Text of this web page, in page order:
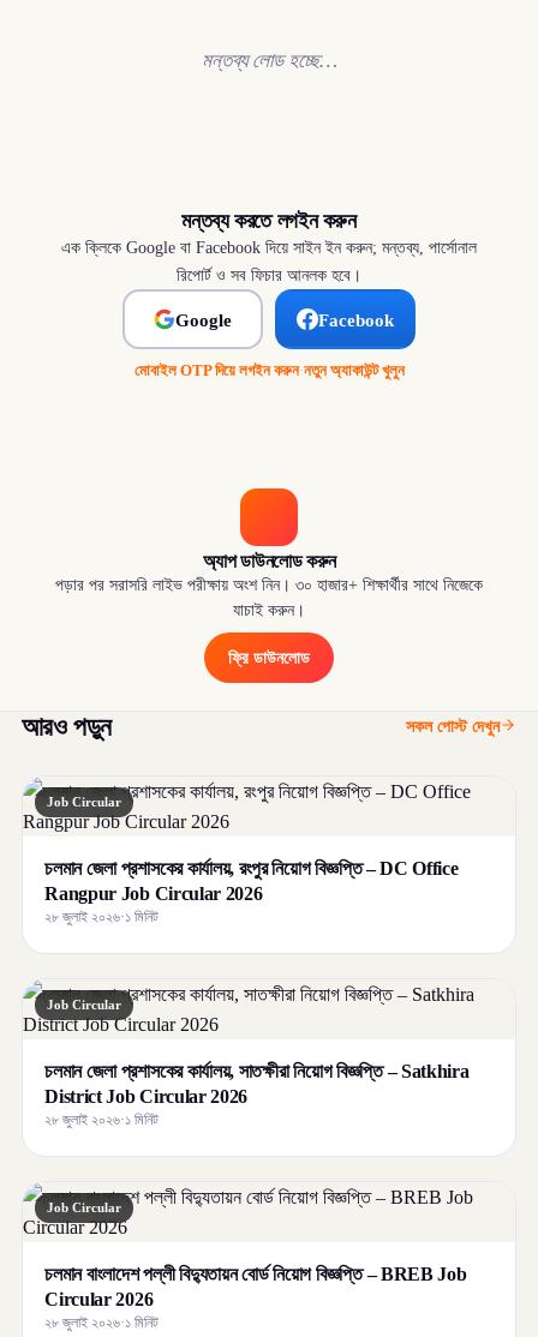
মন্তব্য লোড হচ্ছে…
মন্তব্য করতে লগইন করুন
এক ক্লিকে Google বা Facebook দিয়ে সাইন ইন করুন; মন্তব্য, পার্সোনাল
রিপোর্ট ও সব ফিচার আনলক হবে।
Google Facebook
মোবাইল OTP দিয়ে লগইন করুন·নতুন অ্যাকাউন্ট খুলুন
অ্যাপ ডাউনলোড করুন
পড়ার পর সরাসরি লাইভ পরীক্ষায় অংশ নিন। ৩০ হাজার+ শিক্ষার্থীর সাথে নিজেকে
যাচাই করুন।
ফ্রি ডাউনলোড
আরও পড়ুন সকল পোস্ট দেখুন
Job Circular
চলমান জেলা প্রশাসকের কার্যালয়, রংপুর নিয়োগ বিজ্ঞপ্তি – DC Office
Rangpur Job Circular 2026
২৮ জুলাই ২০২৬·১ মিনিট
Job Circular
চলমান জেলা প্রশাসকের কার্যালয়, সাতক্ষীরা নিয়োগ বিজ্ঞপ্তি – Satkhira
District Job Circular 2026
২৮ জুলাই ২০২৬·১ মিনিট
Job Circular
চলমান বাংলাদেশ পল্লী বিদ্যুতায়ন বোর্ড নিয়োগ বিজ্ঞপ্তি – BREB Job
Circular 2026
২৮ জুলাই ২০২৬·১ মিনিট